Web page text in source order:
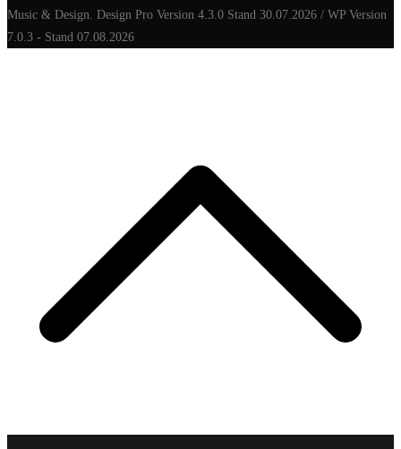
Music & Design. Design Pro Version 4.3.0 Stand 30.07.2026 / WP Version
7.0.3 - Stand 07.08.2026